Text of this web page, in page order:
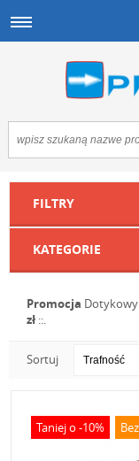
FILTRY
KATEGORIE
Promocja
zł ::.
Sortuj
Taniej o -10%